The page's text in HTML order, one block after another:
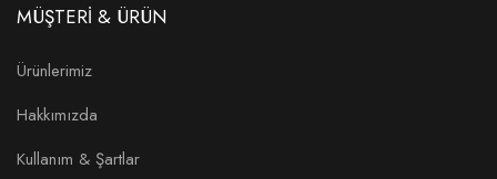
MÜŞTERİ & ÜRÜN
Ürünlerimiz
Hakkımızda
Kullanım & Şartlar